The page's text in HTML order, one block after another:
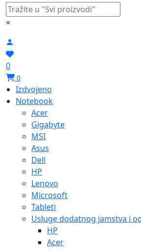
×
0
0
Izdvojeno
Notebook
Acer
Gigabyte
MSI
Asus
Dell
HP
Lenovo
Microsoft
Tableti
Usluge dodatnog jamstva i
HP
Acer